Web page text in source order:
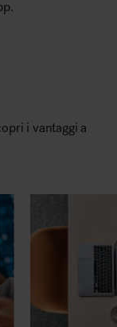
i vantaggi a